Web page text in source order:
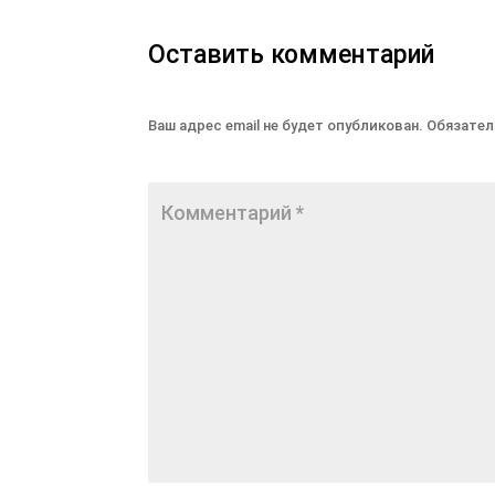
Оставить комментарий
Ваш адрес email не будет опубликован.